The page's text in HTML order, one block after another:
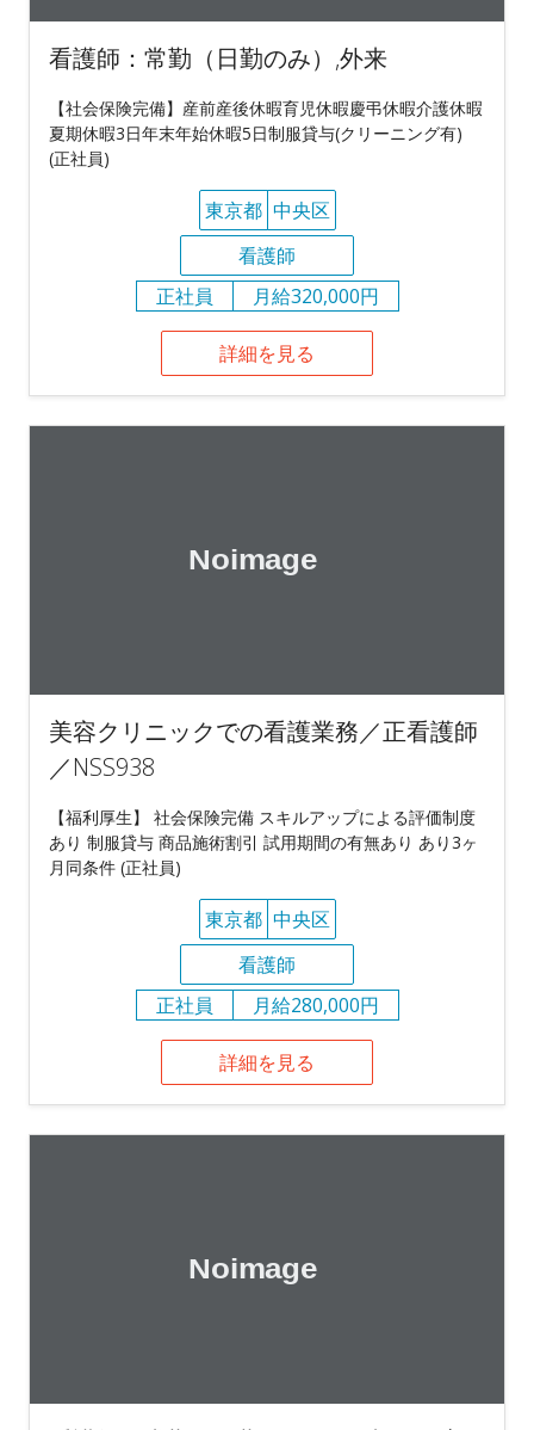
看護師：常勤（日勤のみ）,外来
【社会保険完備】産前産後休暇育児休暇慶弔休暇介護休暇
夏期休暇3日年末年始休暇5日制服貸与(クリーニング有)
(正社員)
東京都 中央区
看護師
正社員
月給320,000円
詳細を見る
美容クリニックでの看護業務／正看護師
／NSS938
【福利厚生】 社会保険完備 スキルアップによる評価制度
あり 制服貸与 商品施術割引 試用期間の有無あり あり3ヶ
月同条件 (正社員)
東京都 中央区
看護師
正社員
月給280,000円
詳細を見る